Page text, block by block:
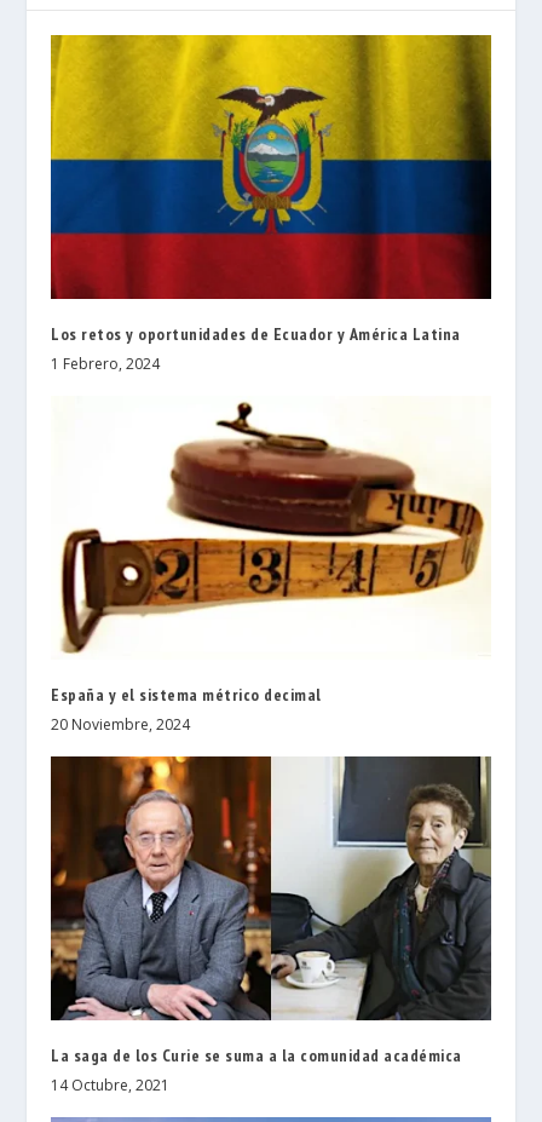
Los retos y oportunidades de Ecuador y América Latina
1 Febrero, 2024
España y el sistema métrico decimal
20 Noviembre, 2024
La saga de los Curie se suma a la comunidad académica
14 Octubre, 2021